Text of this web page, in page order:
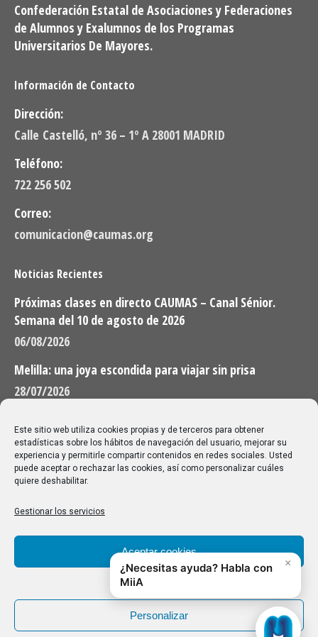
Este sitio web utiliza cookies propias y de terceros para obtener
estadísticas sobre los hábitos de navegación del usuario, mejorar su
experiencia y permitirle compartir contenidos en redes sociales. Usted
puede aceptar o rechazar las cookies, así como personalizar cuáles
quiere deshabilitar.
Gestionar los servicios
Aceptar cookies
Denegar
Personalizar
Confederación Estatal de Asociaciones y Federaciones
de Alumnos y Exalumnos de los Programas
Universitarios De Mayores.
Información de Contacto
Dirección:
Calle Castelló, nº 36 – 1º A 28001 MADRID
Teléfono:
722 256 502
Correo:
comunicacion@caumas.org
Noticias Recientes
Próximas clases en directo CAUMAS – Canal Sénior.
Semana del 10 de agosto de 2026
06/08/2026
Melilla: una joya escondida para viajar sin prisa
28/07/2026
Buscar
Buscar:
Aviso Legal|Política de privacidad